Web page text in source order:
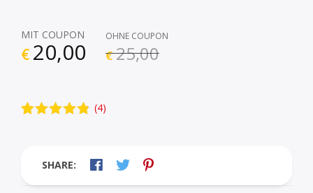
MIT COUPON
€ 20,00
OHNE COUPON
€ 25,00
rtungen
(4)
SHARE: